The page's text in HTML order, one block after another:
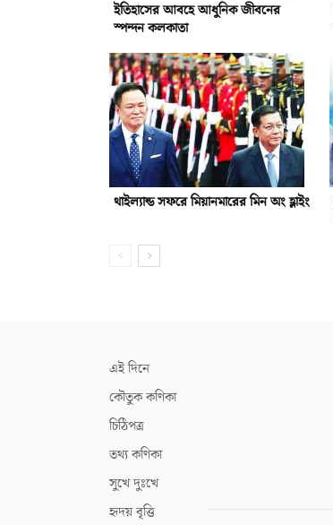
ইতিহাসের আবহে আধুনিক জীবনের
স্পন্দন কলকাতা
থাইল্যান্ড সফরে মিয়ানমারের মিন অং হ্লাইং
এই দিনে
কৌতুক কণিকা
চিঠিপত্র
তথ্য কণিকা
সুখে দুঃখে
হৃদয় বৃত্তি